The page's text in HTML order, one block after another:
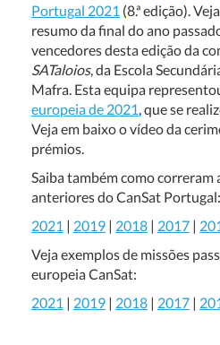
Portugal 2021 (8.ª edição).
resumo da final do ano
vencedores desta edição da
SATaloios, da Escola
Mafra. Esta equipa
europeia de 2021 , que se
Veja em baixo o vídeo da
prémios.
Saiba também como correram
anteriores do CanSat Portugal:
2021 | 2019 | 2018 | 2017 |
Veja exemplos de missões
europeia CanSat:
2021 | 2019 | 2018 | 2017 |